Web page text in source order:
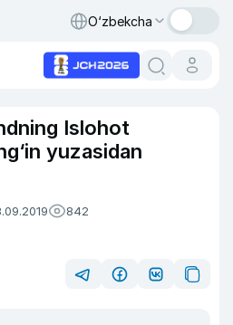
O‘zbekcha
Islohot
yuzasidan
842